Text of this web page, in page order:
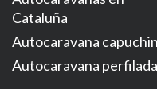
Cataluña
Autocaravana
Autocaravana perfilada